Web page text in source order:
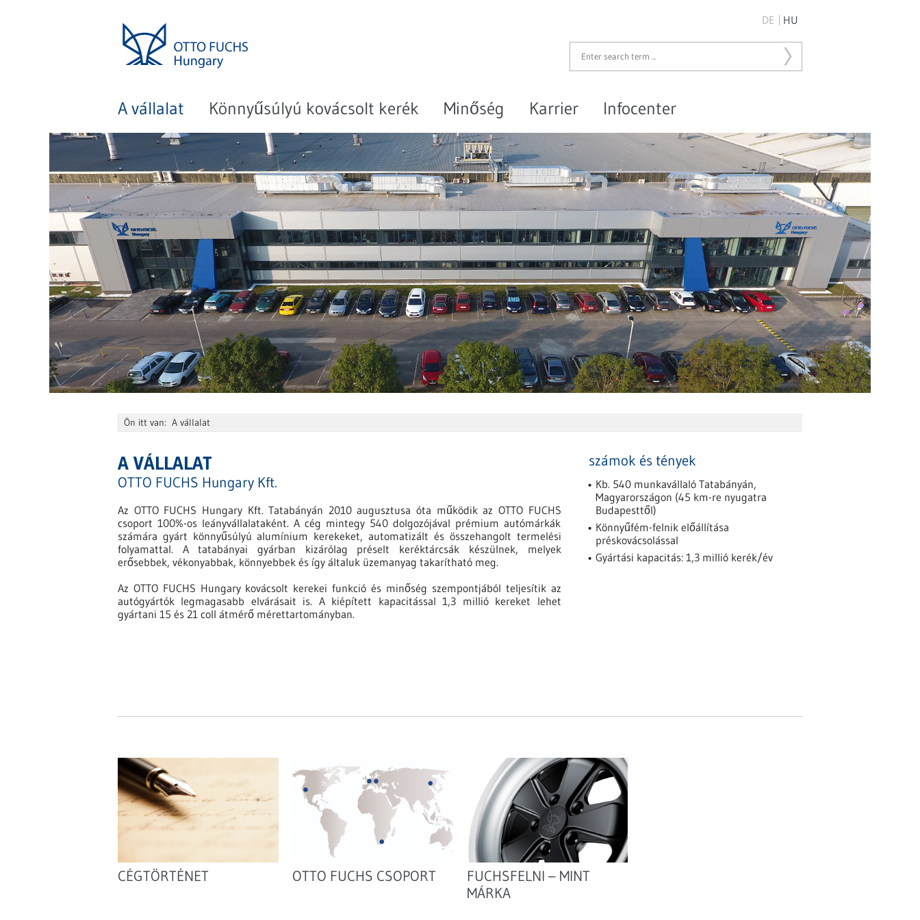
DE HU
A vállalat Könnyűsúlyú kovácsolt kerék Minőség Karrier Infocenter
Ön itt van: A vállalat
A VÁLLALAT
OTTO FUCHS Hungary Kft.
Az OTTO FUCHS Hungary Kft. Tatabányán 2010 augusztusa óta működik az OTTO FUCHS
csoport 100%-os leányvállalataként. A cég mintegy 540 dolgozójával prémium autómárkák
számára gyárt könnyűsúlyú alumínium kerekeket, automatizált és összehangolt termelési
folyamattal. A tatabányai gyárban kizárólag préselt keréktárcsák készülnek, melyek
erősebbek, vékonyabbak, könnyebbek és így általuk üzemanyag takarítható meg.
Az OTTO FUCHS Hungary kovácsolt kerekei funkció és minőség szempontjából teljesítik az
autógyártók legmagasabb elvárásait is. A kiépített kapacitással 1,3 millió kereket lehet
gyártani 15 és 21 coll átmérő mérettartományban.
számok és tények
Kb. 540 munkavállaló Tatabányán,
Magyarországon (45 km-re nyugatra
Budapesttől)
Könnyűfém-felnik előállítása
préskovácsolással
Gyártási kapacitás: 1,3 millió kerék/év
CÉGTÖRTÉNET OTTO FUCHS CSOPORT
FUCHSFELNI – MINT
MÁRKA